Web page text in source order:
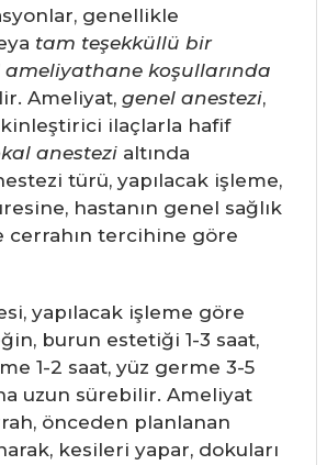
genellikle
tam teşekküllü bir
ameliyathane koşullarında
Ameliyat, genel anestezi,
ilaçlarla hafif
anestezialtında
türü, yapılacak işleme,
hastanın genel sağlık
cerrahın tercihine göre
yapılacak işleme göre
burun estetiği 1-3 saat,
1-2 saat, yüz germe 3-5
uzun sürebilir. Ameliyat
önceden planlanan
kesileri yapar, dokuları